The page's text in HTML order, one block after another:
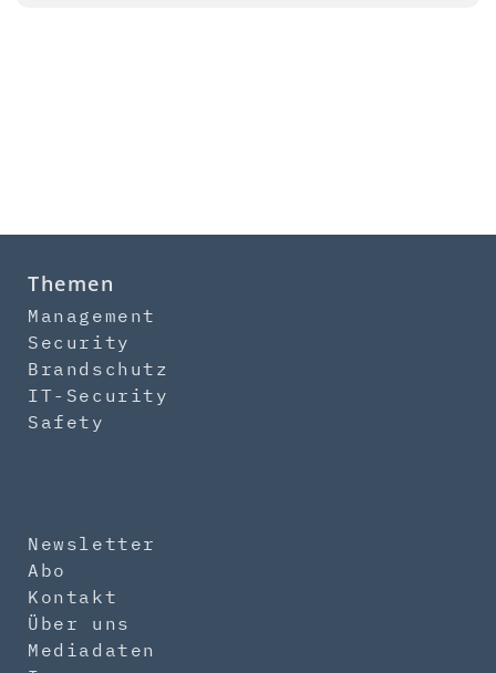
Themen
Management
Security
Brandschutz
IT-Security
Safety
Newsletter
Abo
Kontakt
Über uns
Mediadaten